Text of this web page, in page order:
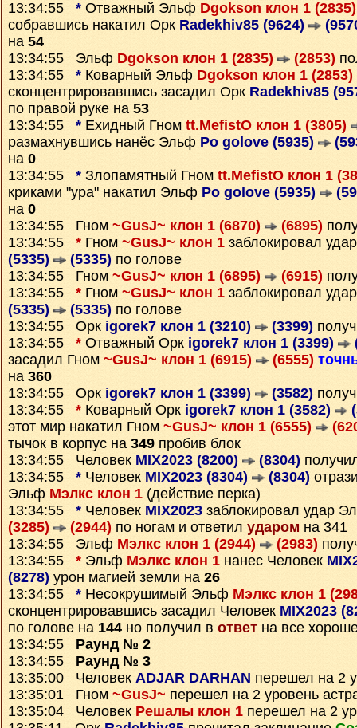
13:34:55 * Отважный Эльф Dgokson клон 1
собравшись накатил Орк Radekhiv85 (9624)
на 54
13:34:55 Эльф Dgokson клон 1 (2835) (2853)
13:34:55 * Коварный Эльф Dgokson клон 1 (2853)
сконцентрировавшись засадил Орк Radekhiv85
по правой руке на 53
13:34:55 * Ехидный Гном tt.MefistO клон 1 (3805)
размахнувшись нанёс Эльф Po golove (5935)
на 0
13:34:55 * Злопамятный Гном tt.MefistO клон 1
криками "ура" накатил Эльф Po golove (5935)
на 0
13:34:55 Гном ~GusJ~ клон 1 (6870) (6895)
13:34:55 * Гном ~GusJ~ клон 1 заблокировал
(5335)
(5335) по голове
13:34:55 Гном ~GusJ~ клон 1 (6895) (6915)
13:34:55 * Гном ~GusJ~ клон 1 заблокировал
(5335)
(5335) по голове
13:34:55 Орк igorek7 клон 1 (3210) (3399)
13:34:55 * Отважный Орк igorek7 клон 1 (3399)
засадил Гном ~GusJ~ клон 1 (6915) (6555)
на 360
13:34:55 Орк igorek7 клон 1 (3399) (3582)
13:34:55 * Коварный Орк igorek7 клон 1 (3582)
этот мир накатил Гном ~GusJ~ клон 1 (6555)
тычок в корпус на 349 пробив блок
13:34:55 Человек MIX2023 (8200) (8304)
13:34:55 * Человек MIX2023 (8304) (8304)
Эльф Мэлкс клон 1 (действие перка)
13:34:55 * Человек MIX2023 заблокировал удар
(3285)
(2944) по ногам и ответил ударом на 341
13:34:55 Эльф Мэлкс клон 1 (2944) (2983)
13:34:55 * Эльф Мэлкс клон 1 нанес Человек
(8278) урон магией земли на 26
13:34:55 * Несокрушимый Эльф Мэлкс клон 1
сконцентрировавшись засадил Человек MIX2023
по голове на 144 но получил в ответ на все
13:34:55 Раунд № 2
13:34:55 Раунд № 3
13:35:00 Человек ADJAR DARHAN перешел на 2
13:35:01 Гном ~GusJ~ перешел на 2 уровень
13:35:04 Человек Решалы клон 1 перешел на 2